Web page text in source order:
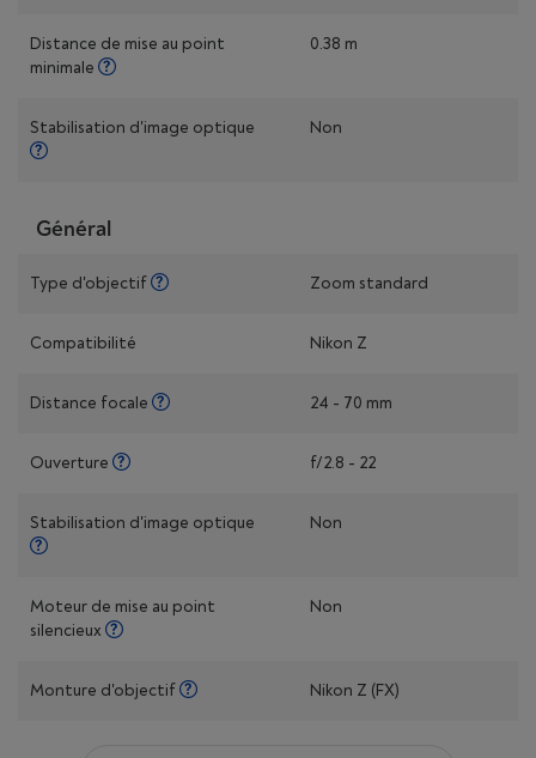
Distance de mise au point
minimale
0.38 m
Stabilisation d'image optique Non
Général
Type d'objectif Zoom standard
Compatibilité Nikon Z
Distance focale 24 - 70 mm
Ouverture f/2.8 - 22
Stabilisation d'image optique Non
Moteur de mise au point
silencieux
Non
Monture d'objectif Nikon Z (FX)